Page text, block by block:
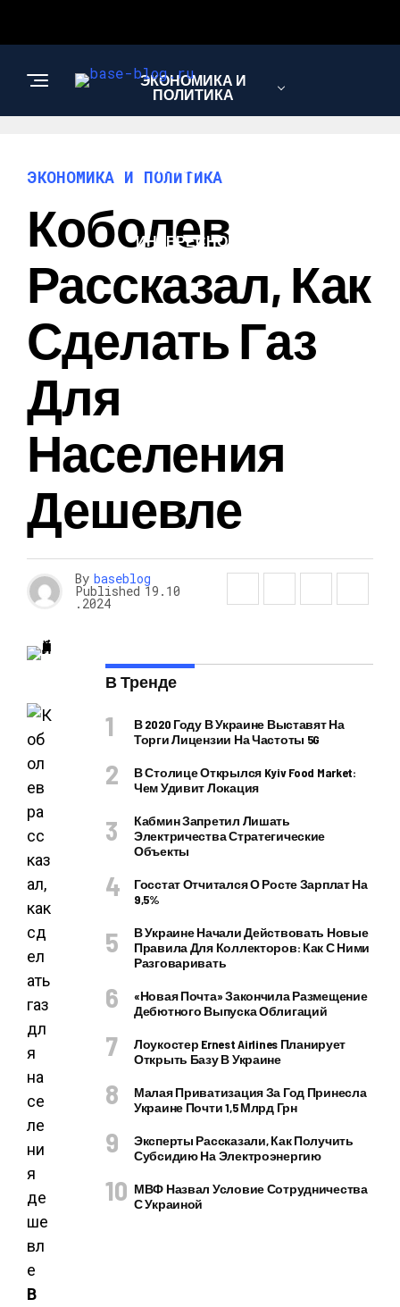
ЭКОНОМИКА И
ПОЛИТИКА
НОВОСТИ
ИНТЕРЕСНОЕ И
ЭКОНОМИКА И ПОЛИТИКА
Коболев
Рассказал, Как
Сделать Газ
Для
Населения
Дешевле
By baseblog
Published 19.10
.2024
В
В Тренде
В 2020 Году В Украине Выставят На
Торги Лицензии На Частоты 5G
В Столице Открылся Kyiv Food Market:
Чем Удивит Локация
Кабмин Запретил Лишать
Электричества Стратегические
Объекты
Госстат Отчитался О Росте Зарплат На
9,5%
В Украине Начали Действовать Новые
Правила Для Коллекторов: Как С Ними
Разговаривать
«Новая Почта» Закончила Размещение
Дебютного Выпуска Облигаций
Лоукостер Ernest Airlines Планирует
Открыть Базу В Украине
Малая Приватизация За Год Принесла
Украине Почти 1,5 Млрд Грн
Эксперты Рассказали, Как Получить
Субсидию На Электроэнергию
МВФ Назвал Условие Сотрудничества
С Украиной